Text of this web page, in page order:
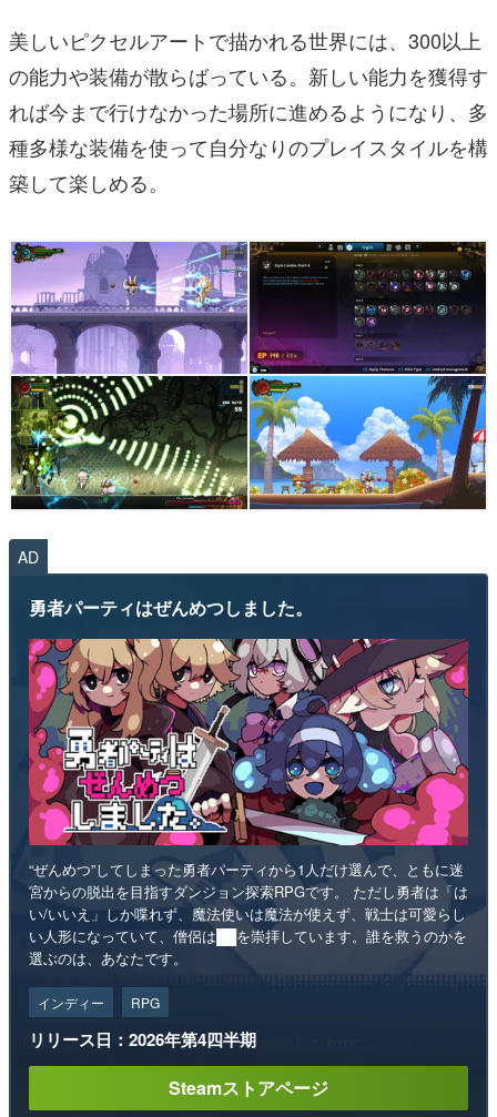
美しいピクセルアートで描かれる世界には、300以上
の能力や装備が散らばっている。新しい能力を獲得す
れば今まで行けなかった場所に進めるようになり、多
種多様な装備を使って自分なりのプレイスタイルを構
築して楽しめる。
AD
勇者パーティはぜんめつしました。
“ぜんめつ”してしまった勇者パーティから1人だけ選んで、ともに迷
宮からの脱出を目指すダンジョン探索RPGです。 ただし勇者は「は
い/いいえ」しか喋れず、魔法使いは魔法が使えず、戦士は可愛らし
い人形になっていて、僧侶は██を崇拝しています。誰を救うのかを
選ぶのは、あなたです。
インディー RPG
リリース日：2026年第4四半期
Steamストアページ